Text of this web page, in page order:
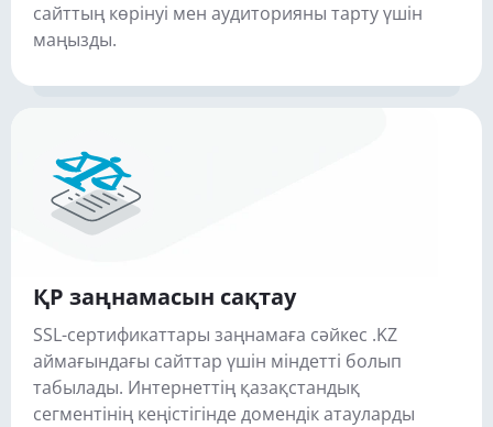
сайттың көрінуі мен аудиторияны тарту үшін
маңызды.
ҚР заңнамасын сақтау
SSL-сертификаттары заңнамаға сәйкес .KZ
аймағындағы сайттар үшін міндетті болып
табылады. Интернеттің қазақстандық
сегментінің кеңістігінде домендік атауларды